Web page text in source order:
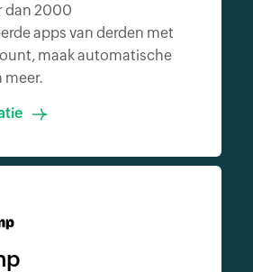
dan 2000
apps van derden met
maak automatische
meer.